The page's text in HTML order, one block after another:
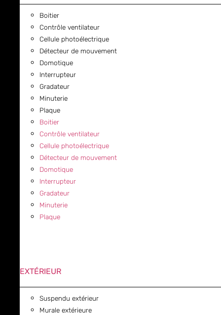
Boitier
Contrôle ventilateur
Cellule photoélectrique
Détecteur de mouvement
Domotique
Interrupteur
Gradateur
Minuterie
Plaque
Boitier
Contrôle ventilateur
Cellule photoélectrique
Détecteur de mouvement
Domotique
Interrupteur
Gradateur
Minuterie
Plaque
EXTÉRIEUR
Suspendu extérieur
Murale extérieure